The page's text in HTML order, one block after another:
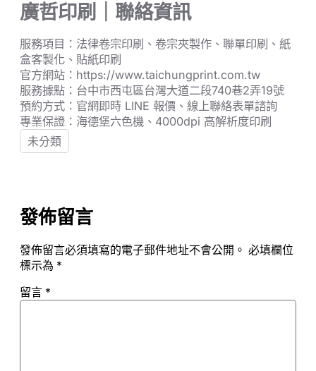
廣哲印刷｜聯絡資訊
服務項目：法律卷宗印刷、卷宗夾製作、聯單印刷、紙
盒客製化、貼紙印刷
官方網站：https://www.taichungprint.com.tw
服務據點：台中市西屯區台灣大道二段740巷2弄19號
預約方式：官網即時 LINE 報價、線上聯絡表單諮詢
專業保證：海德堡六色機、4000dpi 高解析度印刷
未分類
發佈留言
發佈留言必須填寫的電子郵件地址不會公開。 必填欄位
標示為 *
留言 *